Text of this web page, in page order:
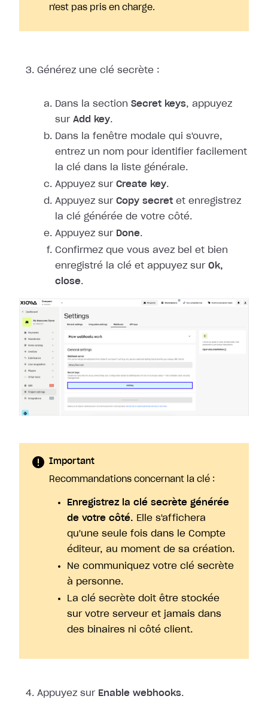
n'est pas pris en charge.
Générez une clé secrète :
Dans la section Secret keys, appuyez
sur Add key.
Dans la fenêtre modale qui s'ouvre,
entrez un nom pour identifier facilement
la clé dans la liste générale.
Appuyez sur Create key.
Appuyez sur Copy secret et enregistrez
la clé générée de votre côté.
Appuyez sur Done.
Confirmez que vous avez bel et bien
enregistré la clé et appuyez sur Ok,
close.
Important
Recommandations concernant la clé :
Enregistrez la clé secrète générée
de votre côté. Elle s'affichera
qu'une seule fois dans le Compte
éditeur, au moment de sa création.
Ne communiquez votre clé secrète
à personne.
La clé secrète doit être stockée
sur votre serveur et jamais dans
des binaires ni côté client.
Appuyez sur Enable webhooks.